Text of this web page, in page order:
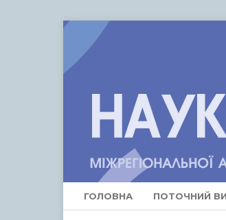
ГОЛОВНА ПОТОЧНИЙ